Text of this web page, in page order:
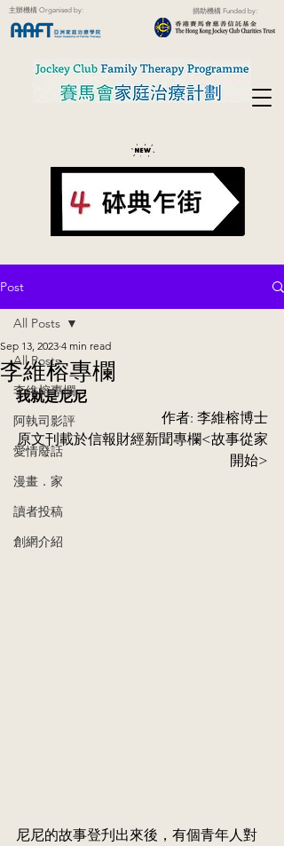
主辦機構 Organised by: 捐助機構 Funded by:
Post
All Posts
李維榕專欄
阿執司影評
愛情廢話
漫畫．家
讀者投稿
創網介紹
All Posts
李維榕專欄
Sep 13, 2023 4 min read
我就是尼尼
作者: 李維榕博士
原⽂刊載於信報財經新聞專欄<故事從家
開始>
尼尼的故事登刋出來後，有個青年人對